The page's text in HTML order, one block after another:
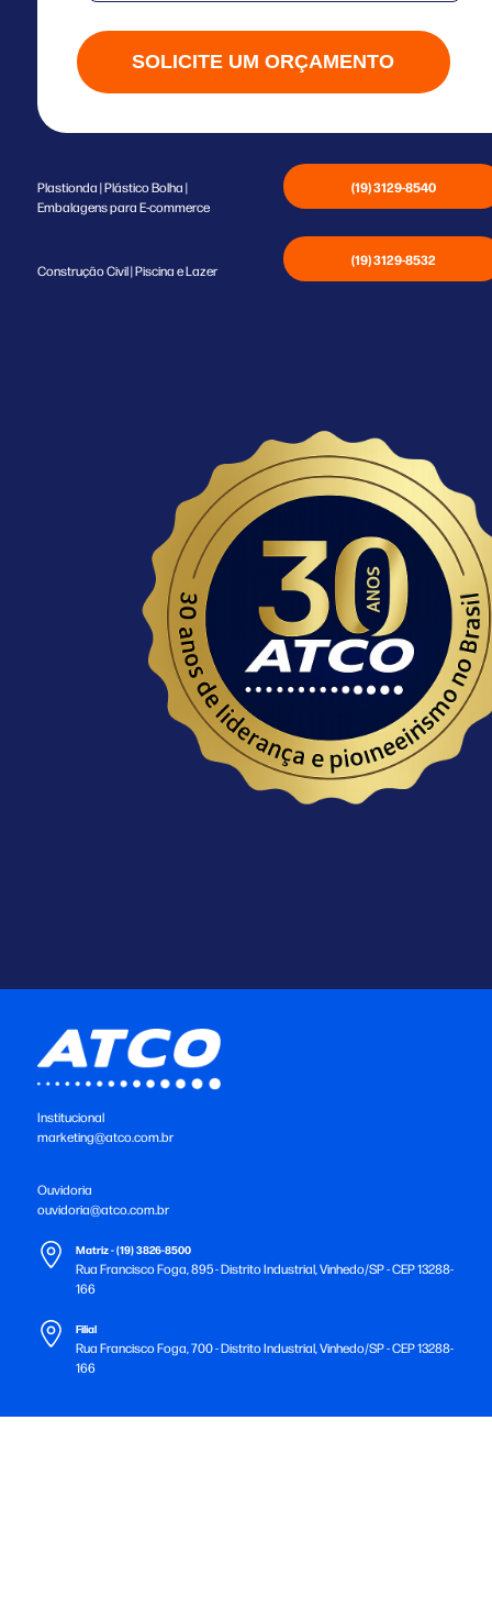
SOLICITE UM ORÇAMENTO
Plastionda | Plástico Bolha |
Embalagens para E-commerce
(19) 3129-8540
Construção Civil | Piscina e Lazer
(19) 3129-8532
Institucional
marketing@atco.com.br
Ouvidoria
ouvidoria@atco.com.br
Matriz - (19) 3826-8500
Rua Francisco Foga, 895 - Distrito Industrial, Vinhedo/SP - CEP 13288-
166
Filial
Rua Francisco Foga, 700 - Distrito Industrial, Vinhedo/SP - CEP 13288-
166